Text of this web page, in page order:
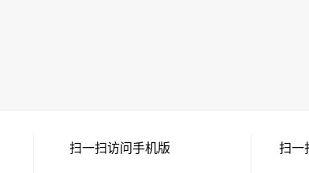
扫一扫访问手机版 扫一